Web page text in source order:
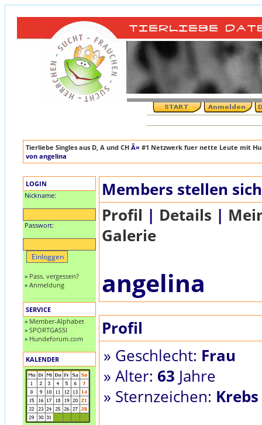
Tierliebe Singles aus D, A und CH Â» #1 Netzwerk fuer nette Leute mit
von angelina
LOGIN
Nickname:
Passwort:
» Pass. vergessen?
» Anmeldung
SERVICE
» Member-Alphabet
» SPORTGASSI
» Hundeforum.com
KALENDER
Members stellen
Profil | Details |
Galerie
angelina
Profil
» Geschlecht: Frau
» Alter: 63 Jahre
» Sternzeichen: Krebs